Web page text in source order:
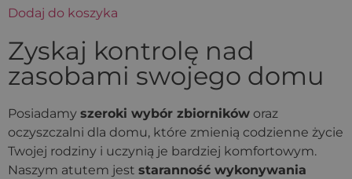
Dodaj do koszyka
Zyskaj kontrolę nad
zasobami swojego domu
Posiadamy szeroki wybór zbiorników oraz
oczyszczalni dla domu, które zmienią codzienne życie
Twojej rodziny i uczynią je bardziej komfortowym.
Naszym atutem jest staranność wykonywania